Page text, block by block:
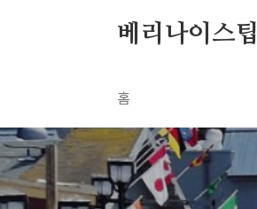
베리나이스팁
홈